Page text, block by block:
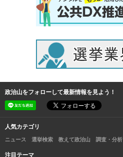
政治山をフォローして最新情報を見よう！
人気カテゴリ
ニュース 選挙検索 教えて政治山 調査・分析
注目テーマ